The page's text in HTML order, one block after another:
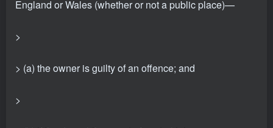
England or Wales (whether or not a public place)—
>
> (a) the owner is guilty of an offence; and
>